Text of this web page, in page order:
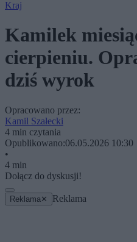
Kraj
Kamilek
cierpieniu.
dziś wyrok
Opracowano przez:
Kamil Szałecki
4 min czytania
Opublikowano:06.05.2026 10:30
•
4 min
Dołącz do dyskusji!
Reklama ✕ Reklama